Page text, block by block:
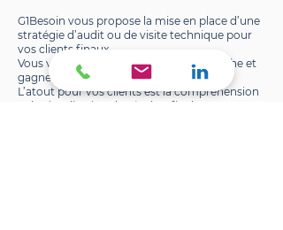
G1Besoin vous propose la mise en place d’une
stratégie d’audit ou de visite technique pour
vos clients finaux.
Vous vous démarquez par cette démarche et
gagnerez en efficacité et en visibilité.
L’atout pour vos clients est la compréhension
et la visualisation du résultat final avec